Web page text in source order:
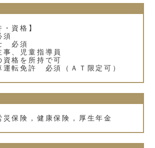
・資格】
必須
、児童指導員
格を所持で可
転免許 必須（ＡＴ限定可）
災保険，健康保険，厚生年金